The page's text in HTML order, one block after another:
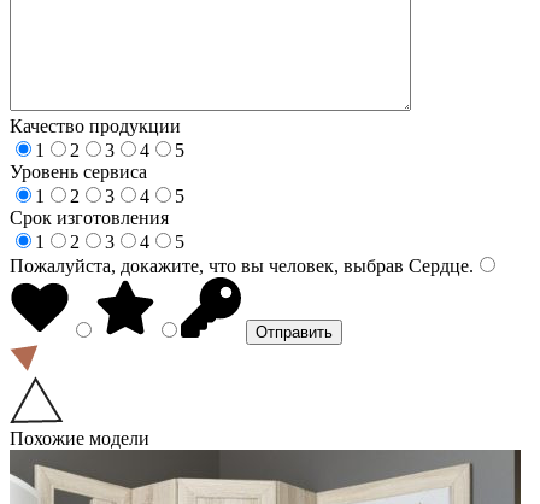
Качество продукции
1
2 3 4
5
Уровень сервиса
1
2 3 4
5
Срок изготовления
1
2 3 4
5
Пожалуйста, докажите, что вы человек, выбрав Сердце.
Похожие модели